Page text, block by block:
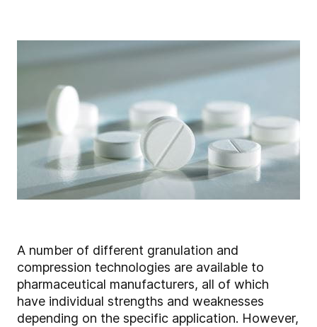
A number of different granulation and
compression technologies are available to
pharmaceutical manufacturers, all of which
have individual strengths and weaknesses
depending on the specific application. However,